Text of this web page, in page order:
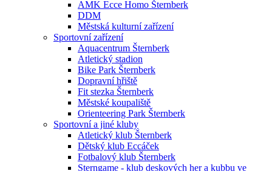
AMK Ecce Homo Šternberk
DDM
Městská kulturní zařízení
Sportovní zařízení
Aquacentrum Šternberk
Atletický stadion
Bike Park Šternberk
Dopravní hřiště
Fit stezka Šternberk
Městské koupaliště
Orienteering Park Šternberk
Sportovní a jiné kluby
Atletický klub Šternberk
Dětský klub Eccáček
Fotbalový klub Šternberk
Sterngame - klub deskových her a kubbu ve